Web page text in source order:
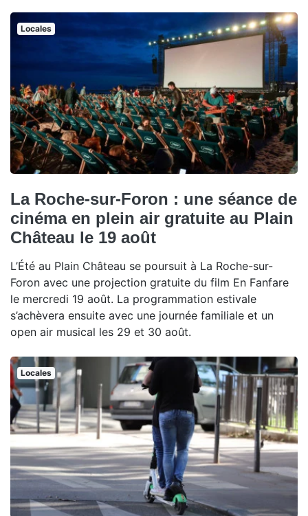
Locales
La Roche-sur-Foron : une séance de
cinéma en plein air gratuite au Plain
Château le 19 août
L’Été au Plain Château se poursuit à La Roche-sur-
Foron avec une projection gratuite du film En Fanfare
le mercredi 19 août. La programmation estivale
s’achèvera ensuite avec une journée familiale et un
open air musical les 29 et 30 août.
Locales